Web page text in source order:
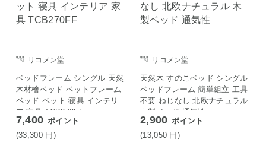
リコメン堂
ベッドフレーム シングル 天然
木材檜ベッド ベットフレーム
ベッド ベット 寝具 インテリ
ア 家具 TCB270FF
7,400 ポイント
(33,300 円 )
リコメン堂
天然木 すのこベッド シングル
ベッドフレーム 簡単組立 工具
不要 ねじなし 北欧ナチュラル
木製ベッド 通気性
2,900 ポイント
(13,050 円 )